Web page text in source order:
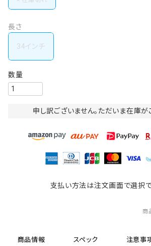
長さ
34インチ
申し訳ございません。ただいま在庫が
支払い方法は注文画面で選択で
商
商品情報 スペック 注意事